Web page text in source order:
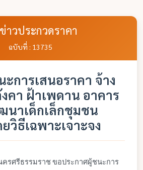
ข่าวประกวดราคา
ฉบับที่ : 13735
การเสนอราคา จ้าง
คา ฝ้าเพดาน อาคาร
นาเด็กเล็กชุมชน
วิธีเฉพาะเจาะจง
รีธรรมราช ขอประกาศผู้ชนะการ